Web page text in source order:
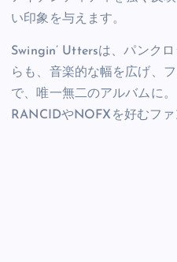
い印象を与えます。
Swingin’ Uttersは、パンク
らも、音楽的な幅を広げ、
で、唯一無二のアルバムに。
RANCIDやNOFXを好むファ